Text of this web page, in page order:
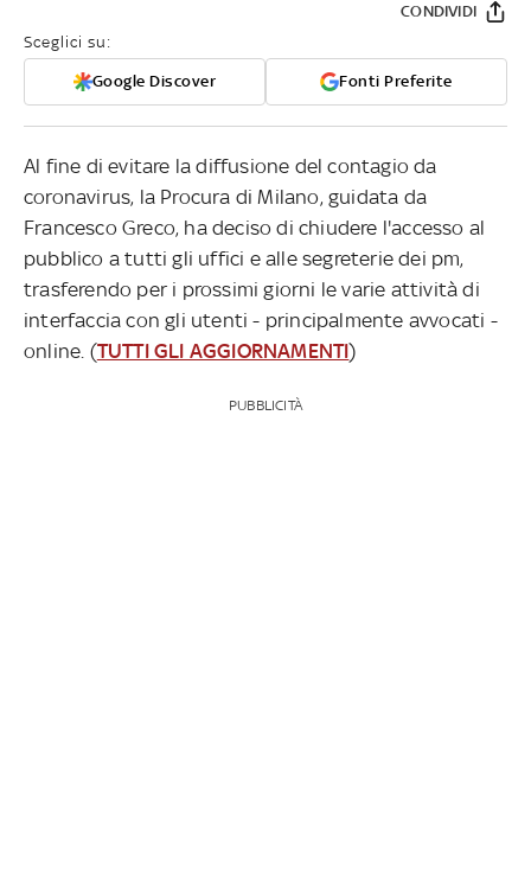
Sceglici su:
Google Discover Fonti Preferite
CONDIVIDI
Al fine di evitare la diffusione del contagio da
coronavirus, la Procura di Milano, guidata da
Francesco Greco, ha deciso di chiudere l'accesso al
pubblico a tutti gli uffici e alle segreterie dei pm,
trasferendo per i prossimi giorni le varie attività di
interfaccia con gli utenti - principalmente avvocati -
online. (TUTTI GLI AGGIORNAMENTI)
PUBBLICITÀ